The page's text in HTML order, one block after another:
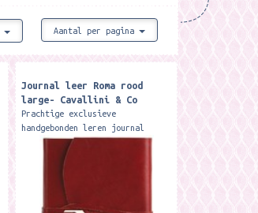
Aantal per pagina
Journal leer Roma rood
large- Cavallini & Co
Prachtige exclusieve
handgebonden leren journal
met 416 ongelinieerde creme
kleurige pagina's Met flap en